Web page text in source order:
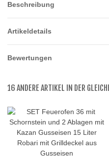
Beschreibung
Artikeldetails
Bewertungen
16 ANDERE ARTIKEL IN DER